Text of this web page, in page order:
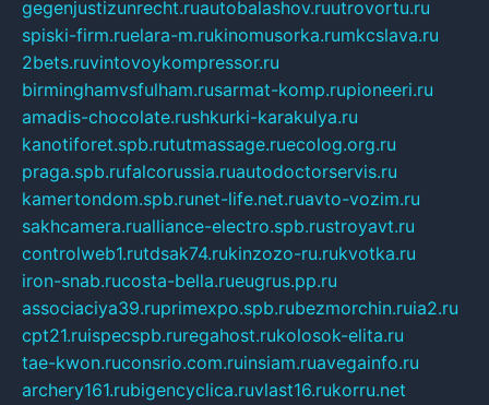
gegenjustizunrecht.ruautobalashov.ruutrovortu.ru
spiski-firm.ruelara-m.rukinomusorka.rumkcslava.ru
2bets.ruvintovoykompressor.ru
birminghamvsfulham.rusarmat-komp.rupioneeri.ru
amadis-chocolate.rushkurki-karakulya.ru
kanotiforet.spb.rututmassage.ruecolog.org.ru
praga.spb.rufalcorussia.ruautodoctorservis.ru
kamertondom.spb.runet-life.net.ruavto-vozim.ru
sakhcamera.rualliance-electro.spb.rustroyavt.ru
controlweb1.rutdsak74.rukinzozo-ru.rukvotka.ru
iron-snab.rucosta-bella.rueugrus.pp.ru
associaciya39.ruprimexpo.spb.rubezmorchin.ruia2.ru
cpt21.ruispecspb.ruregahost.rukolosok-elita.ru
tae-kwon.ruconsrio.com.ruinsiam.ruavegainfo.ru
archery161.rubigencyclica.ruvlast16.rukorru.net